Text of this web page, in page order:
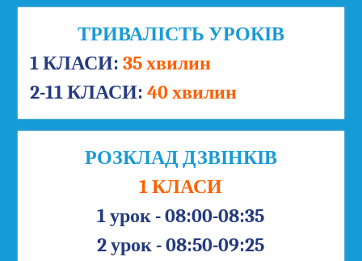
ТРИВАЛІСТЬ УРОКІВ
1 КЛАСИ: 35 хвилин
2-11 КЛАСИ: 40 хвилин
РОЗКЛАД ДЗВІНКІВ
1 КЛАСИ
1 урок - 08:00-08:35
2 урок - 08:50-09:25